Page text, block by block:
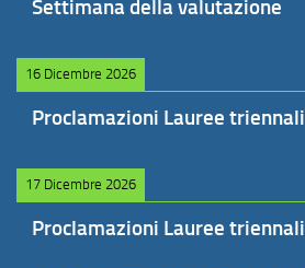
Settimana della valutazione
16 Dicembre 2026
Proclamazioni Lauree triennali
17 Dicembre 2026
Proclamazioni Lauree triennali